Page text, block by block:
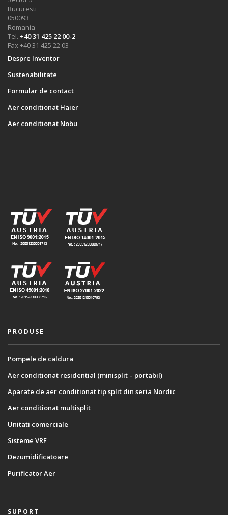
Bucuresti
050093
Romania
Tel. +40 31 425 22 00-2
Fax +40 31 425 22 03
Despre Inventor
Sustenabilitate
Formular de contact
Aer conditionat Haier
Aer conditionat Nobu
PRODUSE
Pompele de caldura
Aer conditionat residential (minisplit – portabil)
Aparate de aer conditionat tip split din seria Nordic
Aer conditionat multisplit
Unitati comerciale
Sisteme VRF
Dezumidificatoare
Purificator Aer
SUPORT